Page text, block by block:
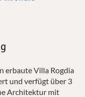
erbaute Villa Rogdia
und verfügt über 3
Architektur mit